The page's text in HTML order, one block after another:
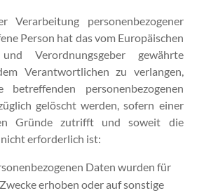
Verarbeitung personenbezogener
Person hat das vom Europäischen
Verordnungsgeber gewährte
Verantwortlichen zu verlangen,
personenbezogenen
gelöscht werden, sofern einer
Gründe zutrifft und soweit die
erforderlich ist:
Daten wurden für
erhoben oder auf sonstige